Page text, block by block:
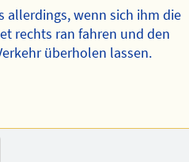
allerdings, wenn sich ihm die
rechts ran fahren und den
überholen lassen.